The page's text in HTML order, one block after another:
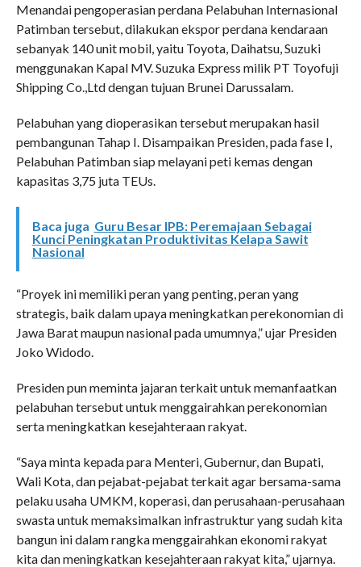
Menandai pengoperasian perdana Pelabuhan Internasional
Patimban tersebut, dilakukan ekspor perdana kendaraan
sebanyak 140 unit mobil, yaitu Toyota, Daihatsu, Suzuki
menggunakan Kapal MV. Suzuka Express milik PT Toyofuji
Shipping Co.,Ltd dengan tujuan Brunei Darussalam.
Pelabuhan yang dioperasikan tersebut merupakan hasil
pembangunan Tahap I. Disampaikan Presiden, pada fase I,
Pelabuhan Patimban siap melayani peti kemas dengan
kapasitas 3,75 juta TEUs.
Baca juga Guru Besar IPB: Peremajaan Sebagai
Kunci Peningkatan Produktivitas Kelapa Sawit
Nasional
“Proyek ini memiliki peran yang penting, peran yang
strategis, baik dalam upaya meningkatkan perekonomian di
Jawa Barat maupun nasional pada umumnya,” ujar Presiden
Joko Widodo.
Presiden pun meminta jajaran terkait untuk memanfaatkan
pelabuhan tersebut untuk menggairahkan perekonomian
serta meningkatkan kesejahteraan rakyat.
“Saya minta kepada para Menteri, Gubernur, dan Bupati,
Wali Kota, dan pejabat-pejabat terkait agar bersama-sama
pelaku usaha UMKM, koperasi, dan perusahaan-perusahaan
swasta untuk memaksimalkan infrastruktur yang sudah kita
bangun ini dalam rangka menggairahkan ekonomi rakyat
kita dan meningkatkan kesejahteraan rakyat kita,” ujarnya.